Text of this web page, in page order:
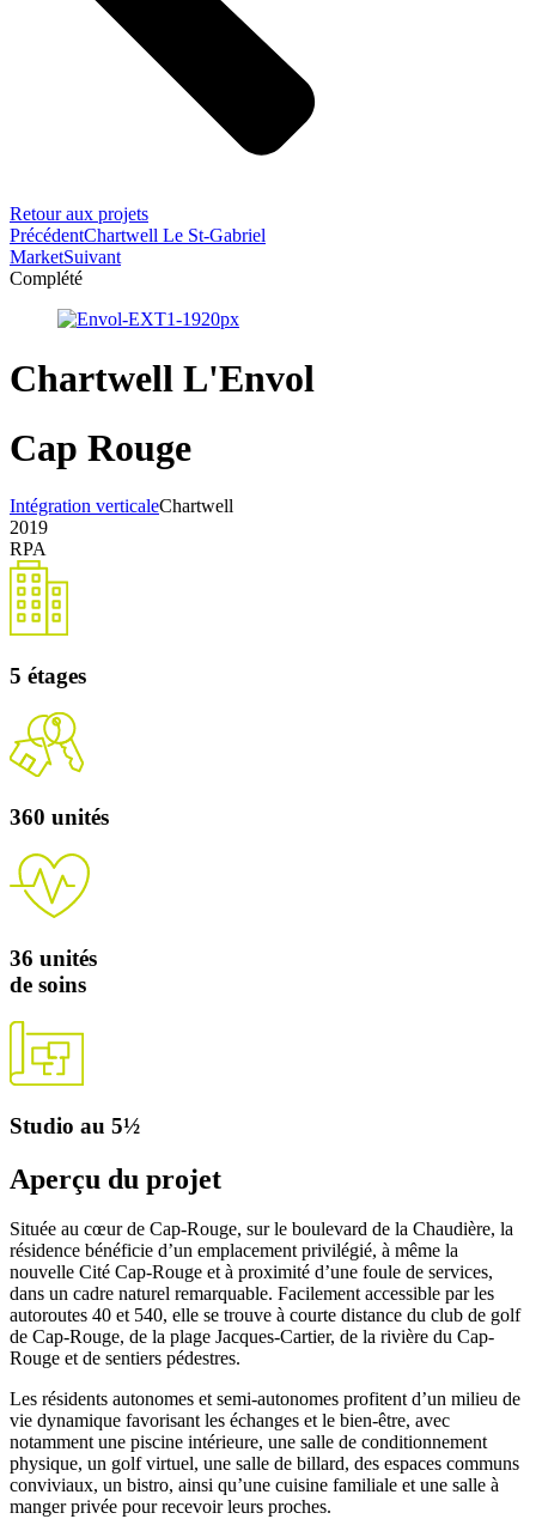
Retour aux projets
PrécédentChartwell Le St-Gabriel
MarketSuivant
Complété
Chartwell L'Envol
Cap Rouge
Intégration verticaleChartwell
2019
RPA
5 étages
360 unités
36 unités
de soins
Studio au 5½
Aperçu du projet
Située au cœur de Cap-Rouge, sur le boulevard de la Chaudière, la
résidence bénéficie d’un emplacement privilégié, à même la
nouvelle Cité Cap-Rouge et à proximité d’une foule de services,
dans un cadre naturel remarquable. Facilement accessible par les
autoroutes 40 et 540, elle se trouve à courte distance du club de golf
de Cap-Rouge, de la plage Jacques-Cartier, de la rivière du Cap-
Rouge et de sentiers pédestres.
Les résidents autonomes et semi-autonomes profitent d’un milieu de
vie dynamique favorisant les échanges et le bien-être, avec
notamment une piscine intérieure, une salle de conditionnement
physique, un golf virtuel, une salle de billard, des espaces communs
conviviaux, un bistro, ainsi qu’une cuisine familiale et une salle à
manger privée pour recevoir leurs proches.